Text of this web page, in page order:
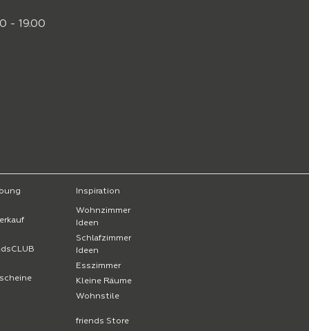
- 19.00
Inspiration
Wohnzimmer
Ideen
Schlafzimmer
Ideen
Esszimmer
Kleine Räume
Wohnstile
friends Store